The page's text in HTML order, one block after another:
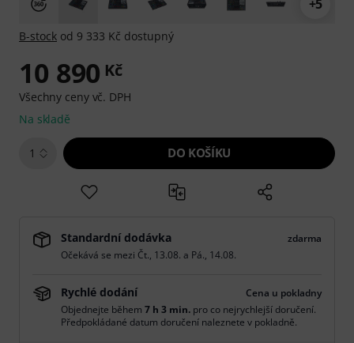
+5
B-stock od 9 333 Kč dostupný
10 890 Kč
Všechny ceny vč. DPH
Na skladě
1 DO KOŠÍKU
Standardní dodávka
zdarma
Očekává se mezi Čt., 13.08. a Pá., 14.08.
Rychlé dodání
Cena u pokladny
Objednejte během 7 h 3 min. pro co nejrychlejší doručení.
Předpokládané datum doručení naleznete v pokladně.